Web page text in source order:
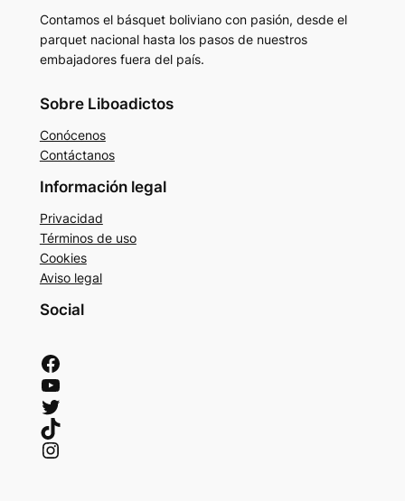
Contamos el básquet boliviano con pasión, desde el
parquet nacional hasta los pasos de nuestros
embajadores fuera del país.
Sobre Liboadictos
Conócenos
Contáctanos
Información legal
Privacidad
Términos de uso
Cookies
Aviso legal
Social
Facebook
YouTube
Twitter
TikTok
Instagram